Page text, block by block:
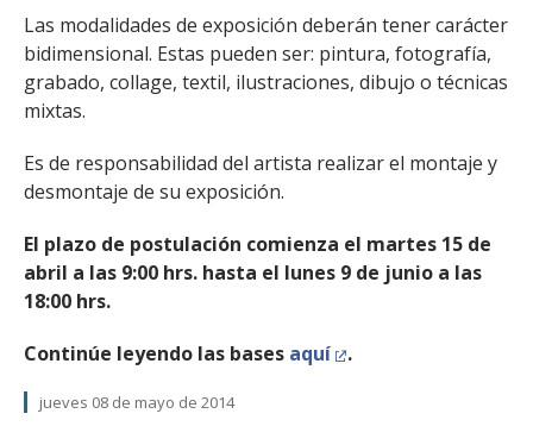
Las modalidades de exposición deberán tener carácter
bidimensional. Estas pueden ser: pintura, fotografía,
grabado, collage, textil, ilustraciones, dibujo o técnicas
mixtas.
Es de responsabilidad del artista realizar el montaje y
desmontaje de su exposición.
El plazo de postulación comienza el martes 15 de
abril a las 9:00 hrs. hasta el lunes 9 de junio a las
18:00 hrs.
Continúe leyendo las bases aquí .
jueves 08 de mayo de 2014